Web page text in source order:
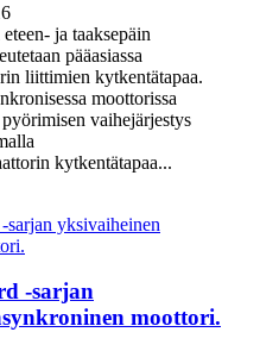
ja taaksepäin
pääasiassa
liittimien kytkentätapaa.
moottorissa
vaihejärjestys
kytkentätapaa...
-sarjan
moottori.